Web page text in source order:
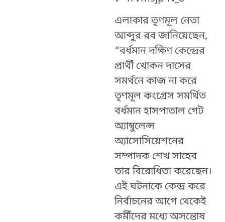
এলাকার তৃণমূল নেতা
আব্দুর রব জানিয়েছেন,
“বর্ধমান দক্ষিণ কেন্দ্রের
প্রার্থী খোকন দাসের
সমর্থনে কাজ না করে
তৃণমূল কংগ্রেস সমর্থিত
বর্ধমান হাসপাতাল গেট
অ্যাম্বুলেন্স
অ্যাসোসিয়েশনের
সম্পাদক শেখ সাহেব
তার বিরোধিতা করেছেন।
এই ঘটনাকে কেন্দ্র করে
নির্বাচনের আগে থেকেই
কর্মীদের মধ্যে অসন্তোষ